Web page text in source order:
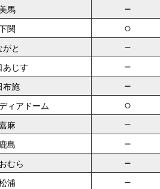
馬 －
関 ○
がと －
あじす －
布施 －
ィアドーム ○
麻 －
島 －
むら －
浦 －